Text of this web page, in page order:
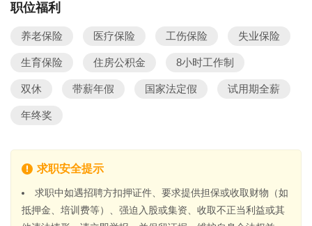
职位福利
养老保险 医疗保险 工伤保险 失业保险
生育保险 住房公积金 8小时工作制
双休 带薪年假 国家法定假 试用期全薪
年终奖
求职安全提示
求职中如遇招聘方扣押证件、要求提供担保或收取财物（如
抵押金、培训费等）、强迫入股或集资、收取不正当利益或其